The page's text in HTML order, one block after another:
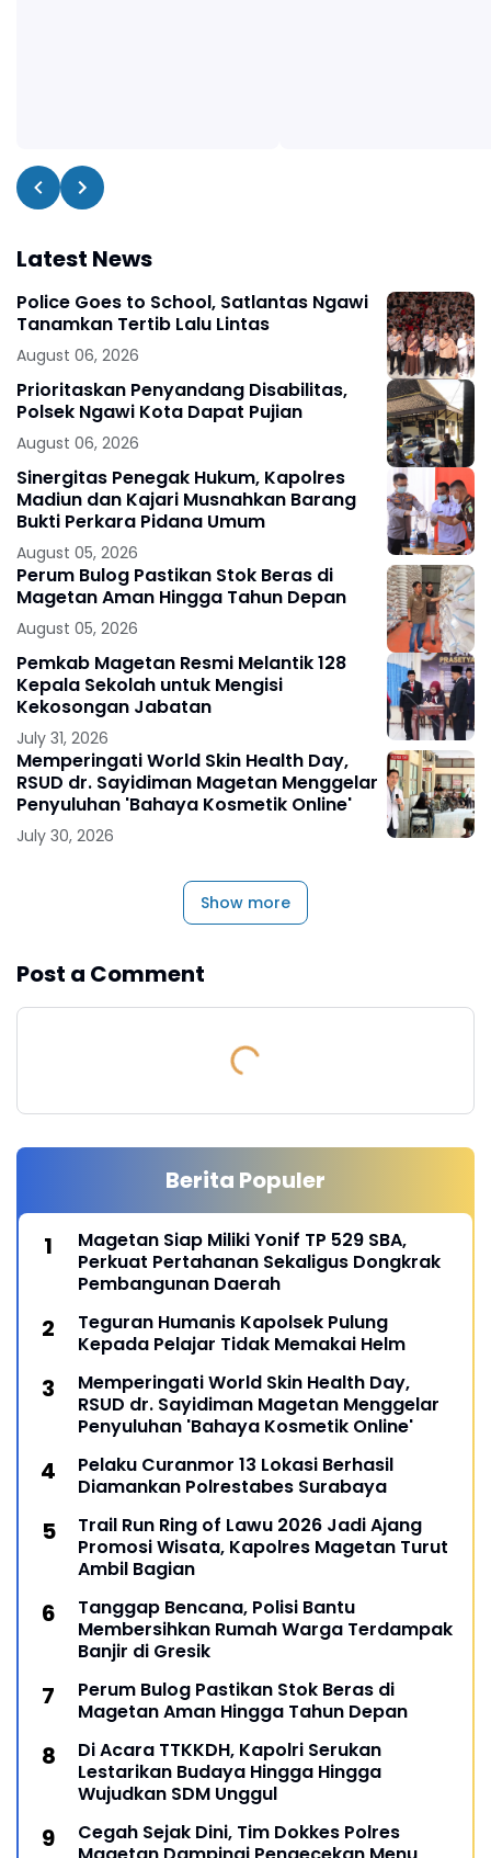
Latest News
Police Goes to School, Satlantas Ngawi
Tanamkan Tertib Lalu Lintas
August 06, 2026
Prioritaskan Penyandang Disabilitas,
Polsek Ngawi Kota Dapat Pujian
August 06, 2026
Sinergitas Penegak Hukum, Kapolres
Madiun dan Kajari Musnahkan Barang
Bukti Perkara Pidana Umum
August 05, 2026
Perum Bulog Pastikan Stok Beras di
Magetan Aman Hingga Tahun Depan
August 05, 2026
Pemkab Magetan Resmi Melantik 128
Kepala Sekolah untuk Mengisi
Kekosongan Jabatan
July 31, 2026
Memperingati World Skin Health Day,
RSUD dr. Sayidiman Magetan Menggelar
Penyuluhan 'Bahaya Kosmetik Online'
July 30, 2026
Show more
Post a Comment
Berita Populer
Magetan Siap Miliki Yonif TP 529 SBA,
Perkuat Pertahanan Sekaligus Dongkrak
Pembangunan Daerah
Teguran Humanis Kapolsek Pulung
Kepada Pelajar Tidak Memakai Helm
Memperingati World Skin Health Day,
RSUD dr. Sayidiman Magetan Menggelar
Penyuluhan 'Bahaya Kosmetik Online'
Pelaku Curanmor 13 Lokasi Berhasil
Diamankan Polrestabes Surabaya
Trail Run Ring of Lawu 2026 Jadi Ajang
Promosi Wisata, Kapolres Magetan Turut
Ambil Bagian
Tanggap Bencana, Polisi Bantu
Membersihkan Rumah Warga Terdampak
Banjir di Gresik
Perum Bulog Pastikan Stok Beras di
Magetan Aman Hingga Tahun Depan
Di Acara TTKKDH, Kapolri Serukan
Lestarikan Budaya Hingga Hingga
Wujudkan SDM Unggul
Cegah Sejak Dini, Tim Dokkes Polres